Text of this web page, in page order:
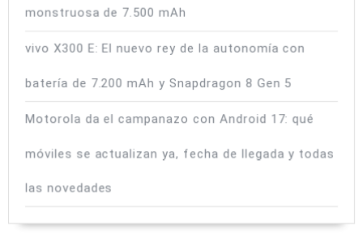
monstruosa de 7.500 mAh
vivo X300 E: El nuevo rey de la autonomía con
batería de 7.200 mAh y Snapdragon 8 Gen 5
Motorola da el campanazo con Android 17: qué
móviles se actualizan ya, fecha de llegada y todas
las novedades